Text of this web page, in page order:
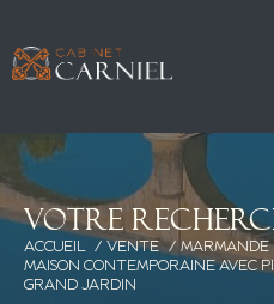
Votre recherc
ACCUEIL VENTE MARMANDE
MAISON CONTEMPORAINE AVEC
GRAND JARDIN